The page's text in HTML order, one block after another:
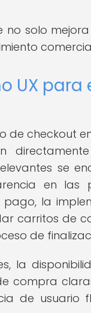
solo
UX para
de checkout
se
en las
la
carritos de
de
la
compra
de usuario